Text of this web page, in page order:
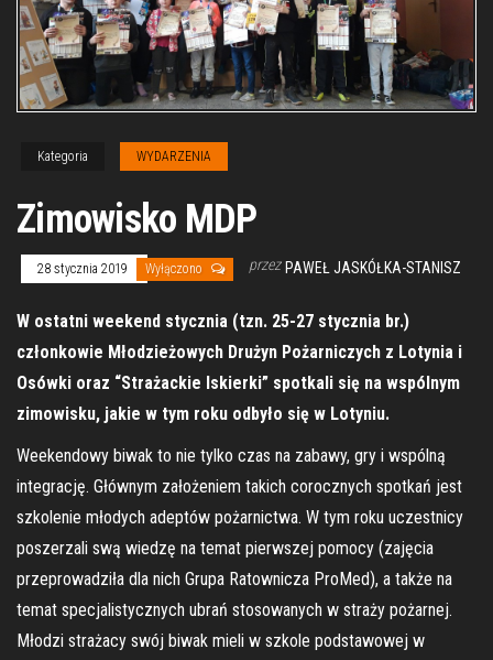
Kategoria WYDARZENIA
Zimowisko MDP
28 stycznia 2019 Wyłączono przez PAWEŁ JASKÓŁKA-STANISZ
W ostatni weekend stycznia (tzn. 25-27 stycznia br.)
członkowie Młodzieżowych Drużyn Pożarniczych z Lotynia i
Osówki oraz “Strażackie Iskierki” spotkali się na wspólnym
zimowisku, jakie w tym roku odbyło się w Lotyniu.
Weekendowy biwak to nie tylko czas na zabawy, gry i wspólną
integrację. Głównym założeniem takich corocznych spotkań jest
szkolenie młodych adeptów pożarnictwa. W tym roku uczestnicy
poszerzali swą wiedzę na temat pierwszej pomocy (zajęcia
przeprowadziła dla nich Grupa Ratownicza ProMed), a także na
temat specjalistycznych ubrań stosowanych w straży pożarnej.
Młodzi strażacy swój biwak mieli w szkole podstawowej w